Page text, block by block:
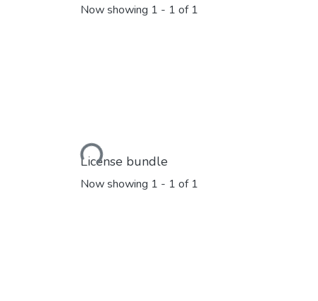
Now showing 1 - 1 of 1
Loading...
License bundle
Now showing 1 - 1 of 1